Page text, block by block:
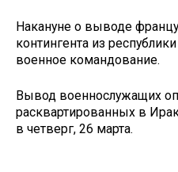
Накануне о выводе
контингента из
военное командование.
Вывод военнослужащих
расквартированных в
в четверг, 26 марта.